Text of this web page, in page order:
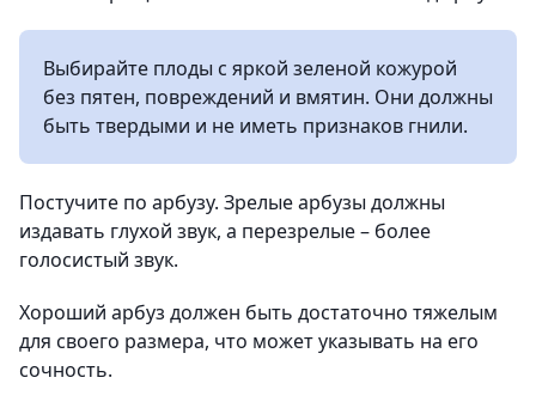
Выбирайте плоды с яркой зеленой кожурой
без пятен, повреждений и вмятин. Они должны
быть твердыми и не иметь признаков гнили.
Постучите по арбузу. Зрелые арбузы должны
издавать глухой звук, а перезрелые – более
голосистый звук.
Хороший арбуз должен быть достаточно тяжелым
для своего размера, что может указывать на его
сочность.